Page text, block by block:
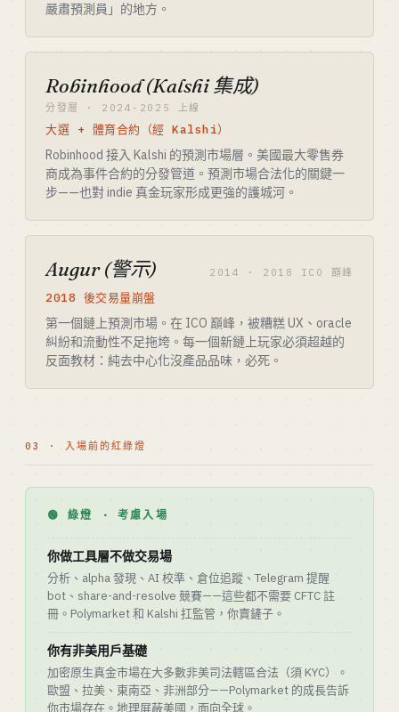
嚴肅預測員」的地方。
Robinhood (Kalshi 集成)
分發層 · 2024-2025 上線
大選 + 體育合約（經 Kalshi）
Robinhood 接入 Kalshi 的預測市場層。美國最大零售券
商成為事件合約的分發管道。預測市場合法化的關鍵一
步——也對 indie 真金玩家形成更強的護城河。
Augur (警示) 2014 · 2018 ICO 巔峰
2018 後交易量崩盤
第一個鏈上預測市場。在 ICO 巔峰，被糟糕 UX、oracle
糾紛和流動性不足拖垮。每一個新鏈上玩家必須超越的
反面教材：純去中心化沒產品品味，必死。
03 · 入場前的紅綠燈
🟢 綠燈 · 考慮入場
你做工具層不做交易場
分析、alpha 發現、AI 校準、倉位追蹤、Telegram 提醒
bot、share-and-resolve 競賽——這些都不需要 CFTC 註
冊。Polymarket 和 Kalshi 扛監管，你賣鏟子。
你有非美用戶基礎
加密原生真金市場在大多數非美司法轄區合法（須 KYC）。
歐盟、拉美、東南亞、非洲部分——Polymarket 的成長告訴
你市場存在。地理屏蔽美國，面向全球。